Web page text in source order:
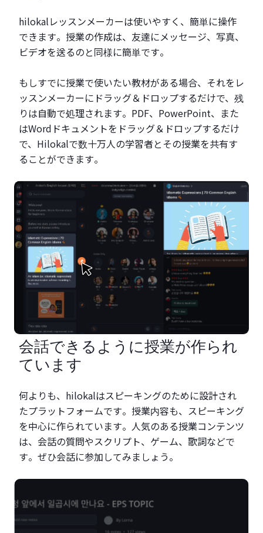
hilokalレッスンメーカーは使いやすく、簡単に操作
できます。授業の作成は、友達にメッセージ、写真、
ビデオを送るのと同様に簡単です。
もしすでに授業で使いたい教材がある場合、それをレ
ッスンメーカーにドラッグ＆ドロップするだけで、残
りは自動で処理されます。PDF、PowerPoint、また
はWordドキュメントをドラッグ＆ドロップするだけ
で、Hilokalで数十万人の学習者とその授業を共有す
ることができます。
会話できるように授業が作られ
ています
何よりも、hilokalはスピーキングのために設計され
たプラットフォームです。授業内容も、スピーキング
を中心に作られています。人気のある授業コンテンツ
は、会話の質問やスクリプト、ゲーム、歌詞などで
す。ぜひ会話に参加してみましょう。